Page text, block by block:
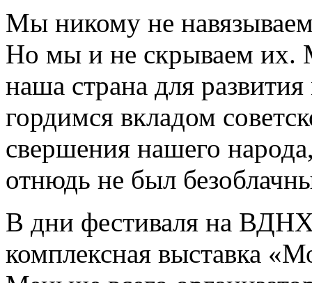
Мы никому не
Но мы и не скрываем их.
наша страна для
гордимся вкладом
свершения нашего
отнюдь не был
В дни фестиваля на
комплексная выставка